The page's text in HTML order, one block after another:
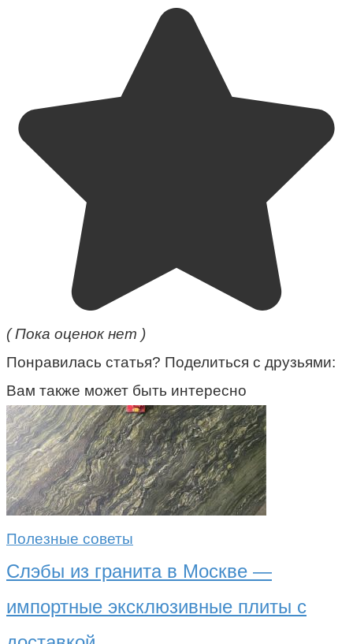
( Пока оценок нет )
Понравилась статья? Поделиться с друзьями:
Вам также может быть интересно
Полезные советы
Слэбы из гранита в Москве —
импортные эксклюзивные плиты с